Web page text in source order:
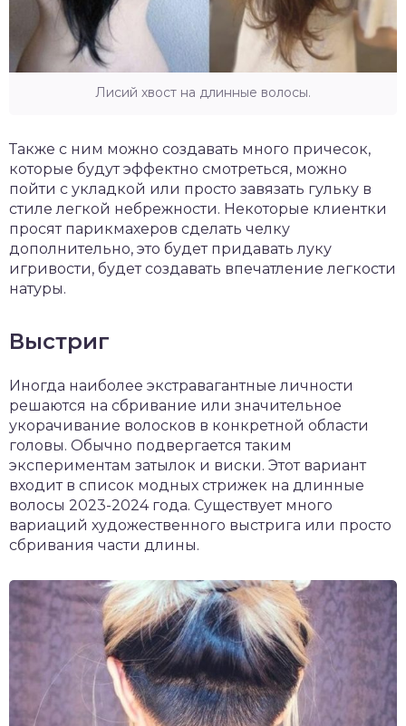
Лисий хвост на длинные волосы.
Также с ним можно создавать много причесок,
которые будут эффектно смотреться, можно
пойти с укладкой или просто завязать гульку в
стиле легкой небрежности. Некоторые клиентки
просят парикмахеров сделать челку
дополнительно, это будет придавать луку
игривости, будет создавать впечатление легкости
натуры.
Выстриг
Иногда наиболее экстравагантные личности
решаются на сбривание или значительное
укорачивание волосков в конкретной области
головы. Обычно подвергается таким
экспериментам затылок и виски. Этот вариант
входит в список модных стрижек на длинные
волосы 2023-2024 года. Существует много
вариаций художественного выстрига или просто
сбривания части длины.